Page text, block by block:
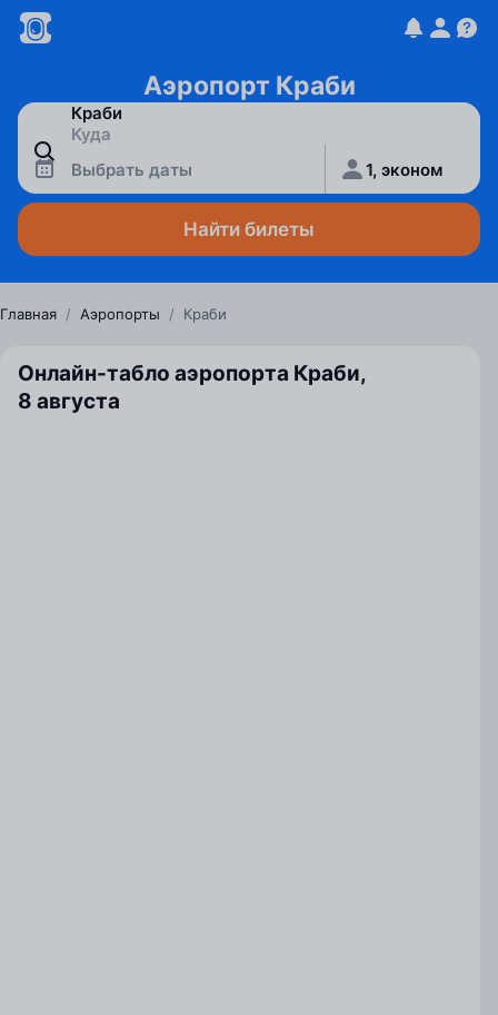
Аэропорт Краби
Выбрать даты 1, эконом
Найти билеты
Главная / Аэропорты / Краби
Онлайн-табло аэропорта Краби,
8 августа